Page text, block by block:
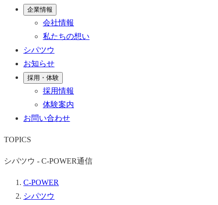
企業情報
会社情報
私たちの想い
シパツウ
お知らせ
採用・体験
採用情報
体験案内
お問い合わせ
TOPICS
シパツウ - C-POWER通信
C-POWER
シパツウ